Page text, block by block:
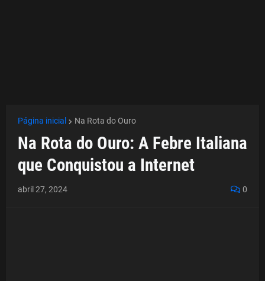
Página inicial Na Rota do Ouro
Na Rota do Ouro: A Febre Italiana
que Conquistou a Internet
abril 27, 2024 0